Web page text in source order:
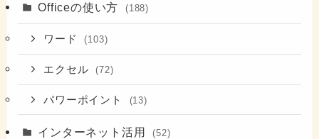
Officeの使い方 (188)
ワード (103)
エクセル (72)
パワーポイント (13)
インターネット活用 (52)